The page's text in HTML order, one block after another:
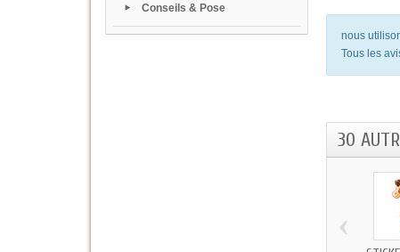
Conseils & Pose
nous
Tous les
30
‹